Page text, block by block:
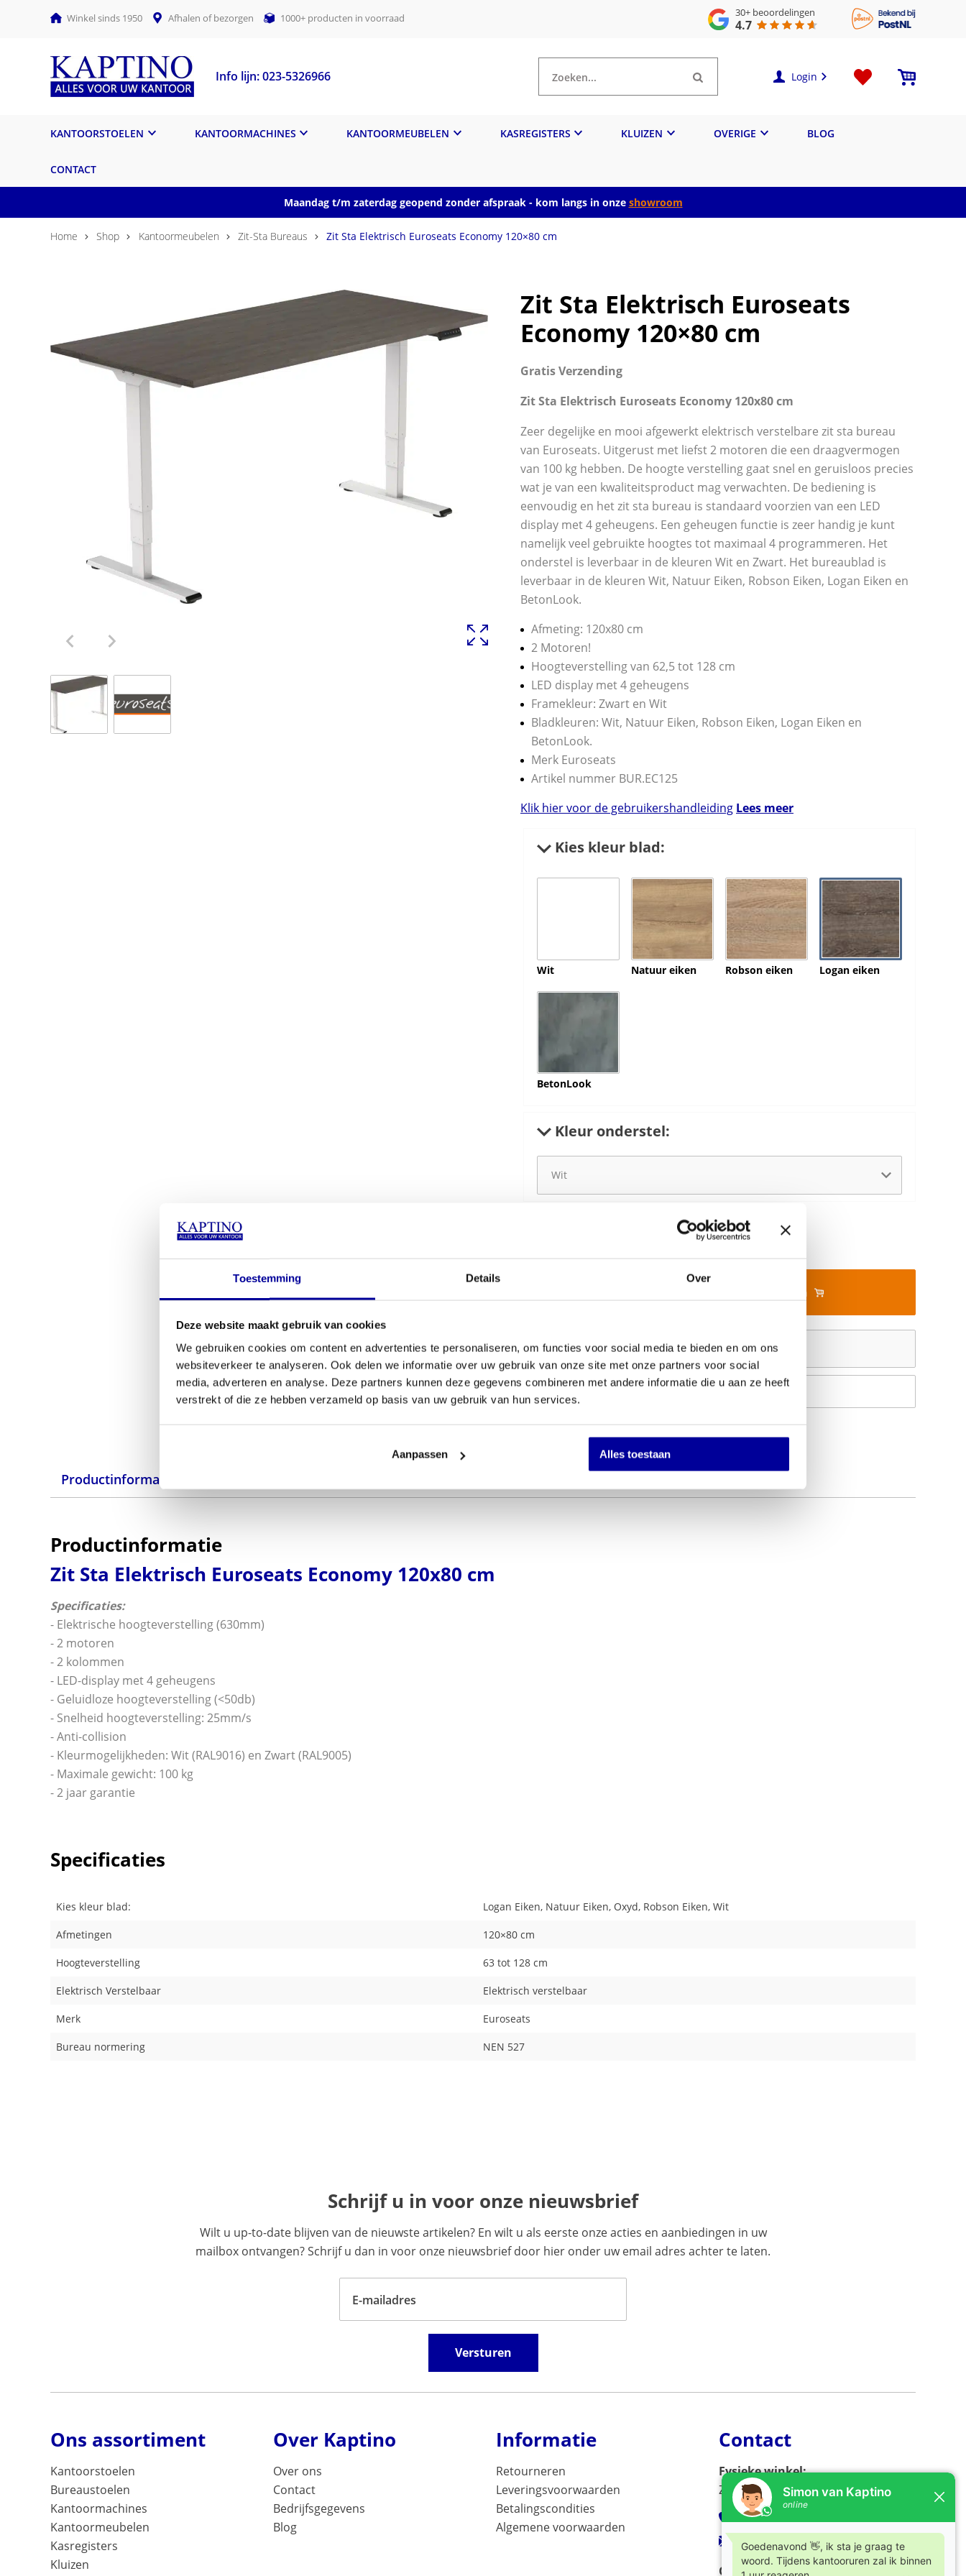
Toestemming Details Over
Deze website maakt gebruik van cookies
We gebruiken cookies om content en advertenties te personaliseren, om functies voor social media te bieden en om ons
websiteverkeer te analyseren. Ook delen we informatie over uw gebruik van onze site met onze partners voor social
media, adverteren en analyse. Deze partners kunnen deze gegevens combineren met andere informatie die u aan ze heeft
verstrekt of die ze hebben verzameld op basis van uw gebruik van hun services.
Aanpassen Alles toestaan
Winkel sinds 1950 Afhalen of bezorgen 1000+ producten in voorraad 30+ beoordelingen
4.7
Info lijn: 023-5326966 Zoeken... Login
KANTOORSTOELEN KANTOORMACHINES KANTOORMEUBELEN KASREGISTERS KLUIZEN OVERIGE BLOG
CONTACT
Maandag t/m zaterdag geopend zonder afspraak - kom langs in onze showroom
Home Shop Kantoormeubelen Zit-Sta Bureaus Zit Sta Elektrisch Euroseats Economy 120×80 cm
Zit Sta Elektrisch Euroseats
Economy 120×80 cm
Gratis Verzending
Zit Sta Elektrisch Euroseats Economy 120x80 cm
Zeer degelijke en mooi afgewerkt elektrisch verstelbare zit sta bureau
van Euroseats. Uitgerust met liefst 2 motoren die een draagvermogen
van 100 kg hebben. De hoogte verstelling gaat snel en geruisloos precies
wat je van een kwaliteitsproduct mag verwachten. De bediening is
eenvoudig en het zit sta bureau is standaard voorzien van een LED
display met 4 geheugens. Een geheugen functie is zeer handig je kunt
namelijk veel gebruikte hoogtes tot maximaal 4 programmeren. Het
onderstel is leverbaar in de kleuren Wit en Zwart. Het bureaublad is
leverbaar in de kleuren Wit, Natuur Eiken, Robson Eiken, Logan Eiken en
BetonLook.
Afmeting: 120x80 cm
2 Motoren!
Hoogteverstelling van 62,5 tot 128 cm
LED display met 4 geheugens
Framekleur: Zwart en Wit
Bladkleuren: Wit, Natuur Eiken, Robson Eiken, Logan Eiken en
BetonLook.
Merk Euroseats
Artikel nummer BUR.EC125
Klik hier voor de gebruikershandleiding Lees meer
Kies kleur blad:
Wit Natuur eiken Robson eiken Logan eiken
BetonLook
Kleur onderstel:
In mijn winkelwagen
Offerte aanvragen
Productinformatie
Productinformatie
Zit Sta Elektrisch Euroseats Economy 120x80 cm
Specificaties:
- Elektrische hoogteverstelling (630mm)
- 2 motoren
- 2 kolommen
- LED-display met 4 geheugens
- Geluidloze hoogteverstelling (<50db)
- Snelheid hoogteverstelling: 25mm/s
- Anti-collision
- Kleurmogelijkheden: Wit (RAL9016) en Zwart (RAL9005)
- Maximale gewicht: 100 kg
- 2 jaar garantie
Specificaties
Kies kleur blad: Logan Eiken, Natuur Eiken, Oxyd, Robson Eiken, Wit
Afmetingen 120×80 cm
Hoogteverstelling 63 tot 128 cm
Elektrisch Verstelbaar Elektrisch verstelbaar
Merk Euroseats
Bureau normering NEN 527
Schrijf u in voor onze nieuwsbrief
Wilt u up-to-date blijven van de nieuwste artikelen? En wilt u als eerste onze acties en aanbiedingen in uw
mailbox ontvangen? Schrijf u dan in voor onze nieuwsbrief door hier onder uw email adres achter te laten.
E-mailadres
Versturen
Ons assortiment
Kantoorstoelen
Bureaustoelen
Kantoormachines
Kantoormeubelen
Kasregisters
Kluizen
Over Kaptino
Over ons
Contact
Bedrijfsgegevens
Blog
Informatie
Retourneren
Leveringsvoorwaarden
Betalingscondities
Algemene voorwaarden
Contact
Fysieke winkel:
Zijlweg 53, 2013 DC Haarlem
023-5326966
verkoop@kaptino.nl
Openingstijden: